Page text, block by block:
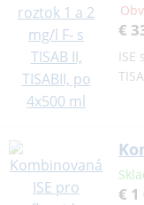
€
ISE
€